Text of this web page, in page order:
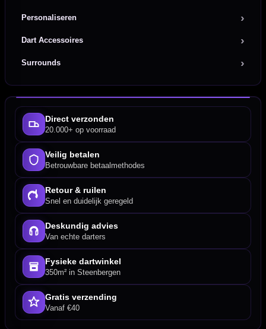
Personaliseren
Dart Accessoires
Surrounds
Direct verzonden
20.000+ op voorraad
Veilig betalen
Betrouwbare betaalmethodes
Retour & ruilen
Snel en duidelijk geregeld
Deskundig advies
Van echte darters
Fysieke dartwinkel
350m² in Steenbergen
Gratis verzending
Vanaf €40